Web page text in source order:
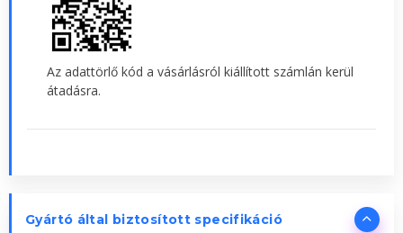
Az adattörlő kód a vásárlásról kiállított számlán kerül
átadásra.
Gyártó által biztosított specifikáció